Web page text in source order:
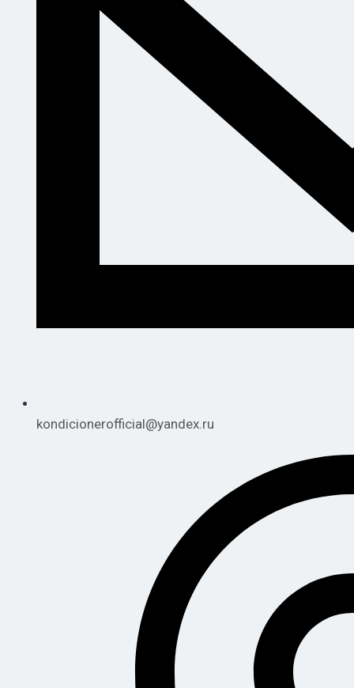
kondicionerofficial@yandex.ru